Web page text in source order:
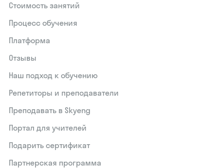
Стоимость занятий
Процесс обучения
Платформа
Отзывы
Наш подход к обучению
Репетиторы и преподаватели
Преподавать в Skyeng
Портал для учителей
Подарить сертификат
Партнерская программа